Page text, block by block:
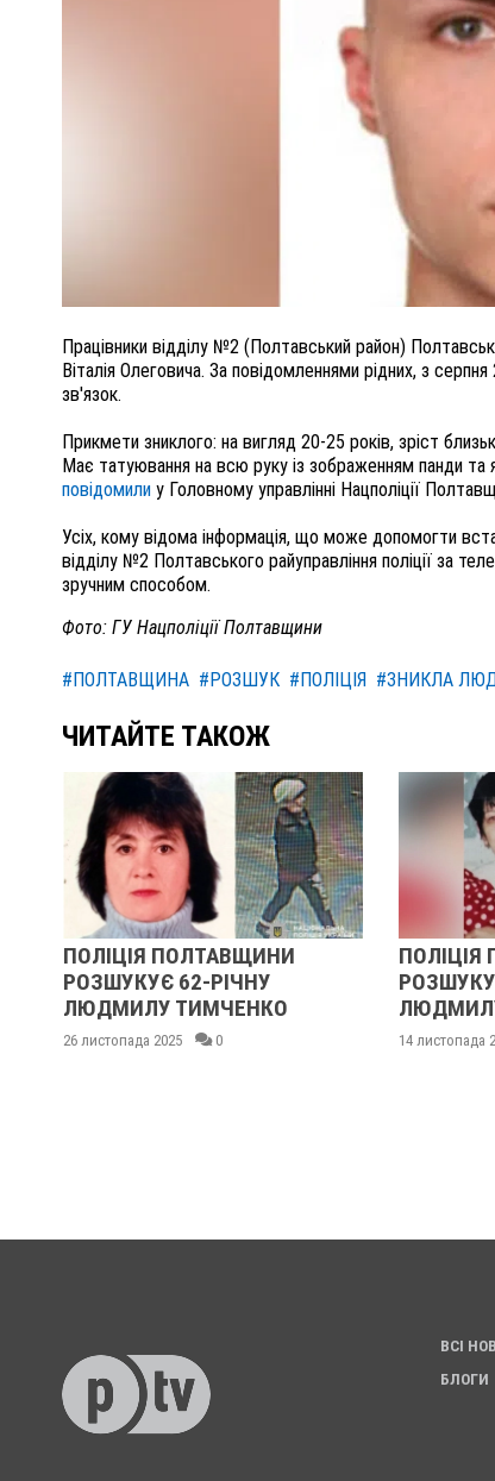
Працівники відділу №2 (Полтавський район)
Віталія Олеговича. За повідомленнями рідних, з
зв'язок.
Прикмети зниклого: на вигляд 20-25 років, зріст
Має татуювання на всю руку із зображенням панди
повідомили у Головному управлінні Нацполіції
Усіх, кому відома інформація, що може допомогти
відділу №2 Полтавського райуправління поліції за
зручним способом.
Фото: ГУ Нацполіції Полтавщини
#ПОЛТАВЩИНА #РОЗШУК #ПОЛІЦІЯ #ЗНИКЛА
ЧИТАЙТЕ ТАКОЖ
ПОЛІЦІЯ ПОЛТАВЩИНИ
РОЗШУКУЄ 62-РІЧНУ
ЛЮДМИЛУ ТИМЧЕНКО
26 листопада 2025 0 14 листопада
ПОЛІЦІЯ ПОЛТАВЩИНИ РОЗШУКУЄ 62-РІЧНУ
ВСІ
БЛОГИ